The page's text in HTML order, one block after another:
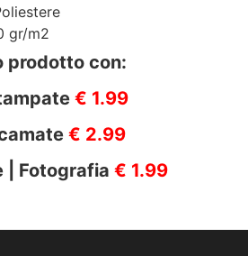
gr/m2
prodotto con:
€ 1.99
€ 2.99
| Fotografia € 1.99